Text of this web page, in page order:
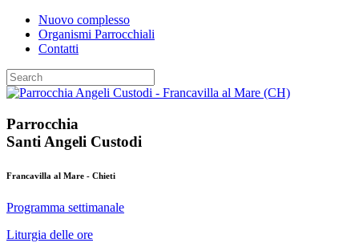
Nuovo complesso
Organismi Parrocchiali
Contatti
Parrocchia
Santi Angeli Custodi
Francavilla al Mare - Chieti
Programma settimanale
Liturgia delle ore